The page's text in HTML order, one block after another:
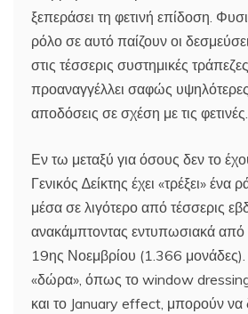
ξεπεράσει τη φετινή επίδοση.
ρόλο σε αυτό παίζουν οι
στις τέσσερις συστημικές
προαναγγέλλει σαφώς υψηλότερες
αποδόσεις σε σχέση με τις φετινές.
Εν τω μεταξύ για όσους δεν το
Γενικός ∆είκτης έχει «τρέξει»
μέσα σε λιγότερο από τέσσερις
ανακάμπτοντας εντυπωσιακά από
19ης Νοεμβρίου (1.366 μονάδες).
«δώρα», όπως το window
και το January effect, μπορούν